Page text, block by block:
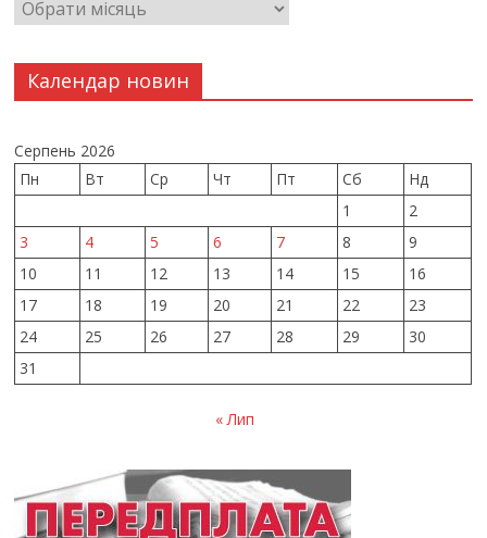
Календар новин
Серпень 2026
Пн
Вт Ср Чт Пт Сб
Нд
1
2
3
4 5 6 7 8
9
10
11 12 13 14 15
16
17
18 19 20 21 22
23
24
25 26 27 28 29
30
31
« Лип